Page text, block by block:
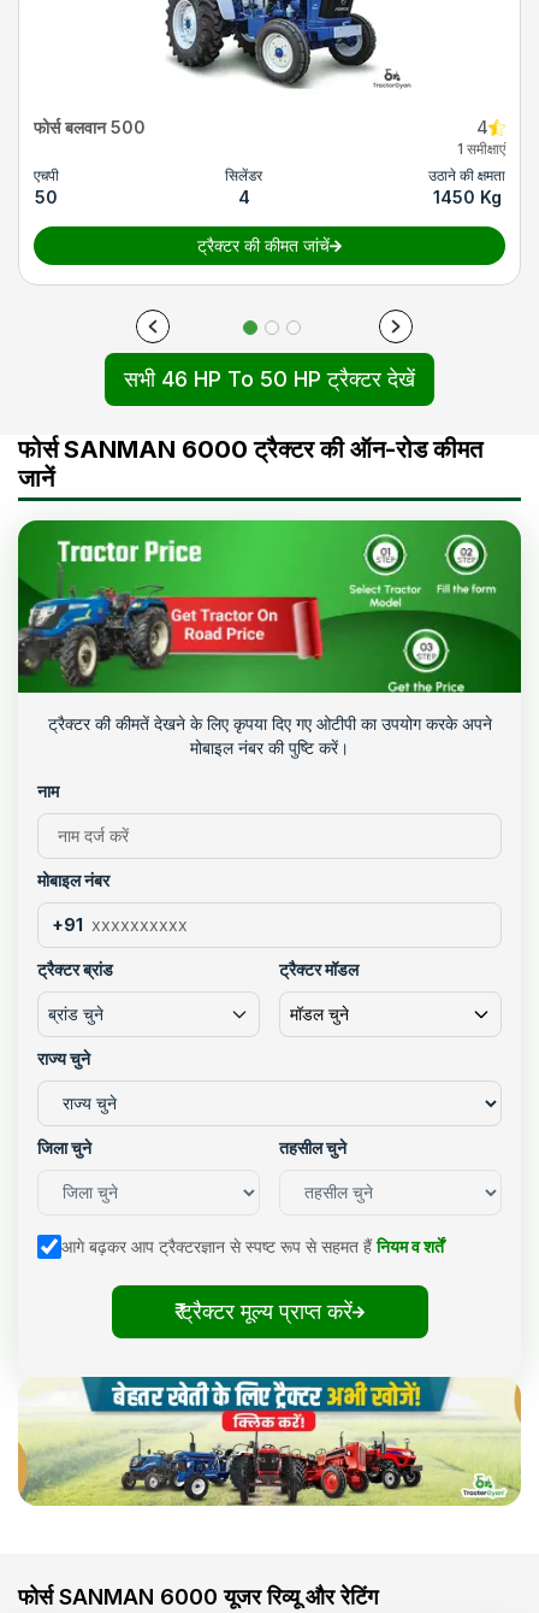
फोर्स बलवान 500 4
1 समीक्षाएं
एचपी
50
सिलेंडर
4
उठाने की क्षमता
1450 Kg
ट्रैक्टर की कीमत जांचें
सभी 46 HP To 50 HP ट्रैक्टर देखें
फोर्स SANMAN 6000 ट्रैक्टर की ऑन-रोड कीमत
जानें
ट्रैक्टर की कीमतें देखने के लिए कृपया दिए गए ओटीपी का उपयोग करके अपने
मोबाइल नंबर की पुष्टि करें।
नाम
मोबाइल नंबर
+91
ट्रैक्टर ब्रांड
ब्रांड चुने
ट्रैक्टर मॉडल
मॉडल चुने
राज्य चुने
जिला चुने तहसील चुने
आगे बढ़कर आप ट्रैक्टरज्ञान से स्पष्ट रूप से सहमत हैं नियम व शर्तें
₹ ट्रैक्टर मूल्य प्राप्त करें
फोर्स SANMAN 6000 यूजर रिव्यू और रेटिंग